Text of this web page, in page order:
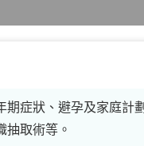
症狀、避孕及家庭
抽取術等。